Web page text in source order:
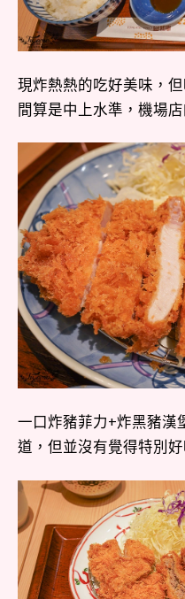
現炸熱熱的吃好美味，
間算是中上水準，機場
一口炸豬菲力+炸黑豬漢
道，但並沒有覺得特別好